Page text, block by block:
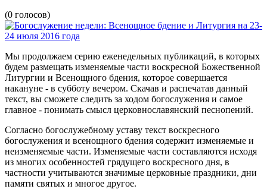
(0 голосов)
Мы продолжаем серию еженедельных публикаций, в которых
будем размещать изменяемые части воскресной Божественной
Литургии и Всенощного бдения, которое совершается
накануне - в субботу вечером. Скачав и распечатав данный
текст, вы сможете следить за ходом богослужения и самое
главное - понимать смысл церковнославянский песнопений.
Согласно богослужебному уставу текст воскресного
богослужения и всенощного бдения содержит изменяемые и
неизменяемые части. Изменяемые части составляются исходя
из многих особенностей грядущего воскресного дня, в
частности учитываются значимые церковные праздники, дни
памяти святых и многое другое.